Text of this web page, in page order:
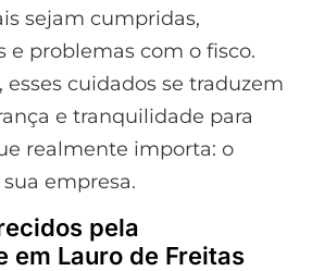
sejam cumpridas,
e problemas com o fisco.
cuidados se traduzem
e tranquilidade para
realmente importa: o
empresa.
pela
em Lauro de Freitas